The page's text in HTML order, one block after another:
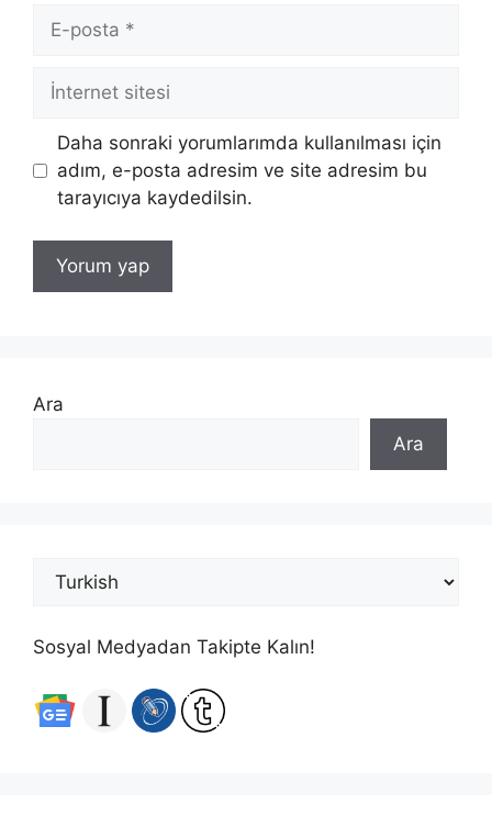
posta
İnternet
Daha sonraki yorumlarımda kullanılması için
adım, e-posta adresim ve site adresim bu
tarayıcıya kaydedilsin.
Ara
Ara
Sosyal Medyadan Takipte Kalın!